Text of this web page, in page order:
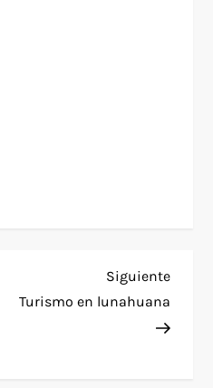
Siguiente
Turismo en lunahuana